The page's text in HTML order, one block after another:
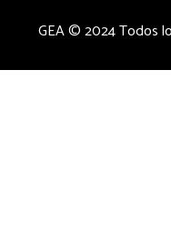
GEA © 2024 Todos